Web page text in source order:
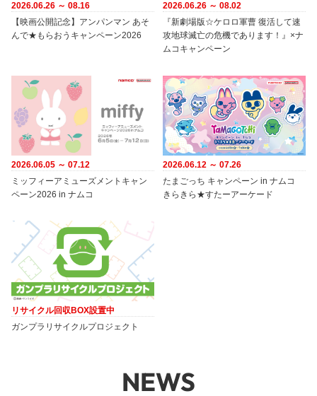
2026.06.26 ～ 08.16
【映画公開記念】アンパンマン あそ
んで★もらおうキャンペーン2026
2026.06.26 ～ 08.02
『新劇場版☆ケロロ軍曹 復活して速
攻地球滅亡の危機であります！』×ナ
ムコキャンペーン
2026.06.05 ～ 07.12
ミッフィーアミューズメントキャン
ペーン2026 in ナムコ
2026.06.12 ～ 07.26
たまごっち キャンペーン in ナムコ
きらきら★すたーアーケード
リサイクル回収BOX設置中
ガンプラリサイクルプロジェクト
NEWS